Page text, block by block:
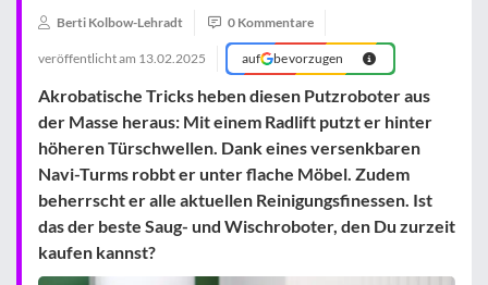
Berti Kolbow-Lehradt 0 Kommentare
veröffentlicht am 13.02.2025 auf bevorzugen
Akrobatische Tricks heben diesen Putzroboter aus
der Masse heraus: Mit einem Radlift putzt er hinter
höheren Türschwellen. Dank eines versenkbaren
Navi-Turms robbt er unter flache Möbel. Zudem
beherrscht er alle aktuellen Reinigungsfinessen. Ist
das der beste Saug- und Wischroboter, den Du zurzeit
kaufen kannst?